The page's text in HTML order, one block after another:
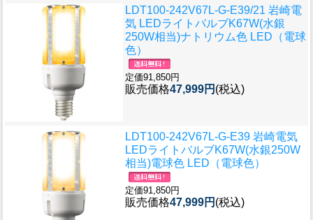
LDT100-242V67L-G-E39/21 岩崎電
気 LEDライトバルブK67W(水銀
250W相当)ナトリウム色 LED（電球
色）
定価91,850円
販売価格47,999円 (税込)
LDT100-242V67L-G-E39 岩崎電気
LEDライトバルブK67W(水銀250W
相当)電球色 LED（電球色）
定価91,850円
販売価格47,999円 (税込)